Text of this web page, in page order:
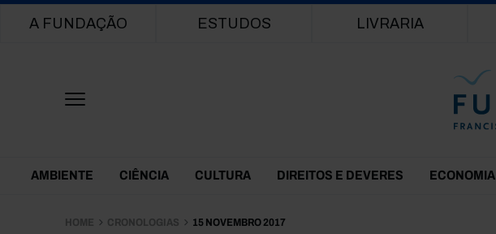
Main navigation
A FUNDAÇÃO ESTUDOS LIVRARIA
Themes Menu
AMBIENTE CIÊNCIA CULTURA DIREITOS E DEVERES ECONOMIA
HOME CRONOLOGIAS 15 NOVEMBRO 2017